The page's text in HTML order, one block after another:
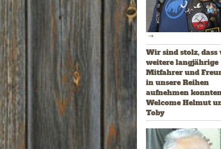
Wir sind stolz, dass
weitere langjährige
Mitfahrer und
in unsere Reihen
aufnehmen
Welcome Helmut
Toby